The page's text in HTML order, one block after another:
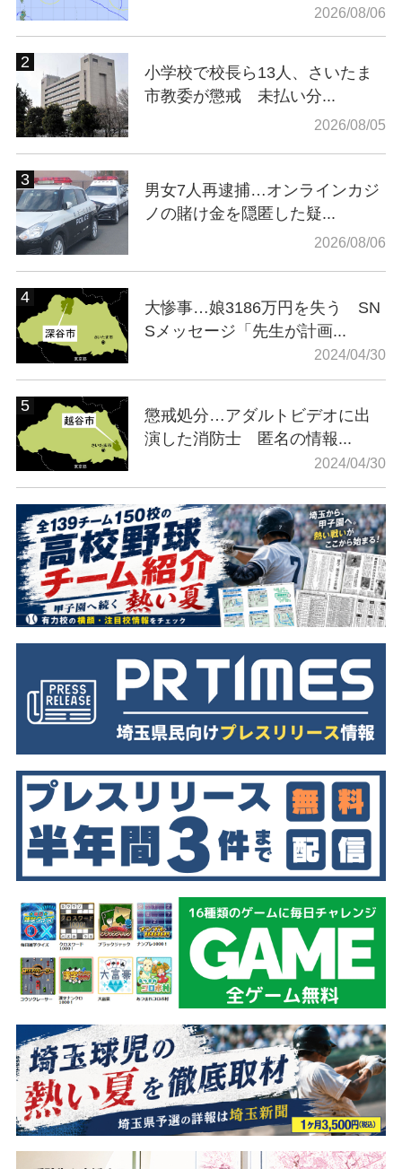
2026/08/06
小学校で校長ら13人、さいたま
市教委が懲戒 未払い分...
2026/08/05
男女7人再逮捕…オンラインカジ
ノの賭け金を隠匿した疑...
2026/08/06
大惨事…娘3186万円を失う SN
Sメッセージ「先生が計画...
2024/04/30
懲戒処分…アダルトビデオに出
演した消防士 匿名の情報...
2024/04/30